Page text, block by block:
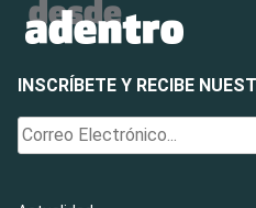
INSCRÍBETE Y RECIBE